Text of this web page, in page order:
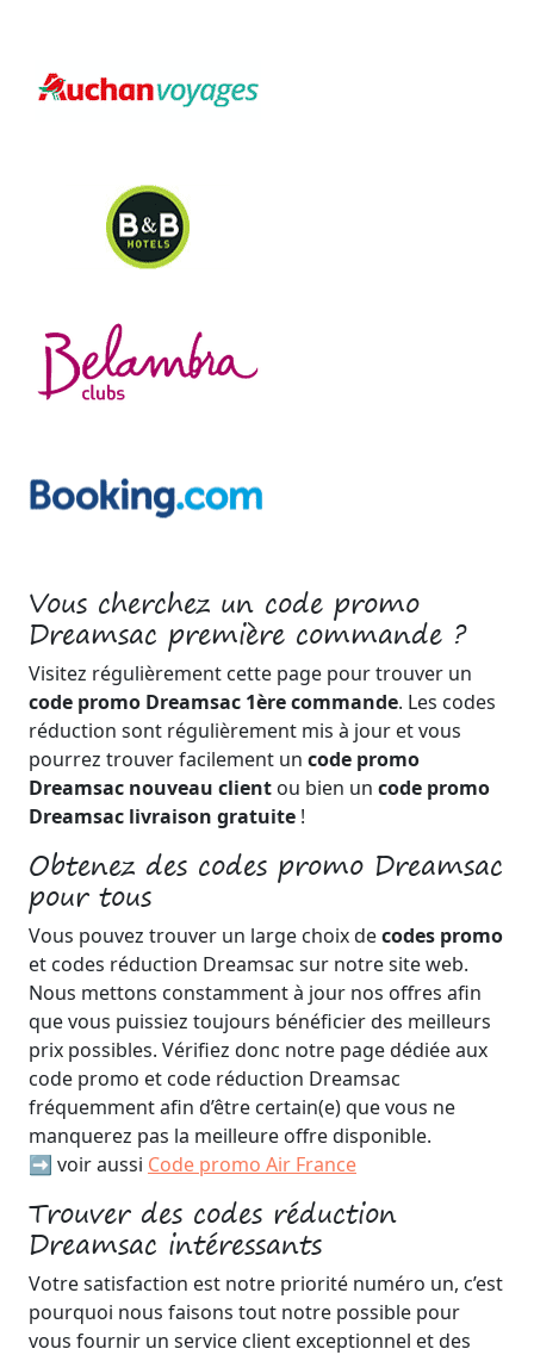
Vous cherchez un code promo
Dreamsac première commande ?
Visitez régulièrement cette page pour trouver un
code promo Dreamsac 1ère commande. Les codes
réduction sont régulièrement mis à jour et vous
pourrez trouver facilement un code promo
Dreamsac nouveau client ou bien un code promo
Dreamsac livraison gratuite !
Obtenez des codes promo Dreamsac
pour tous
Vous pouvez trouver un large choix decodes promo
et codes réduction Dreamsac sur notre site web.
Nous mettons constamment à jour nos offres afin
que vous puissiez toujours bénéficier des meilleurs
prix possibles. Vérifiez donc notre page dédiée aux
code promo et code réduction Dreamsac
fréquemment afin d’être certain(e) que vous ne
manquerez pas la meilleure offre disponible.
➡️ voir aussi Code promo Air France
Trouver des codes réduction
Dreamsac intéressants
Votre satisfaction est notre priorité numéro un, c’est
pourquoi nous faisons tout notre possible pour
vous fournir un service client exceptionnel et des